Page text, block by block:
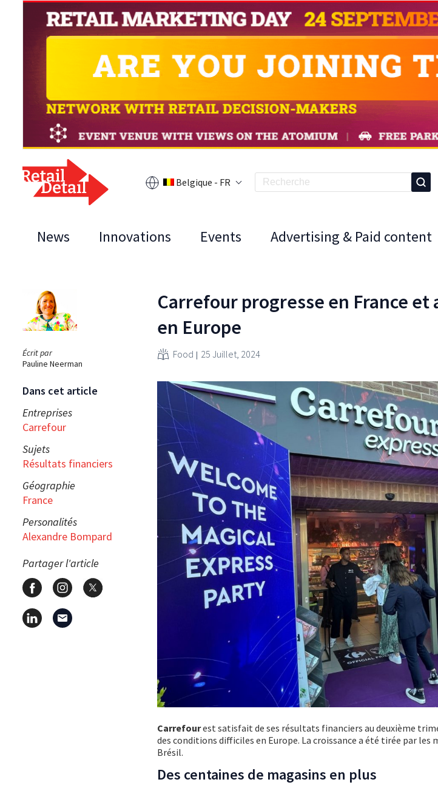
Belgique - FR
News Innovations Events Advertising & Paid content
Écrit par
Pauline Neerman
Dans cet article
Entreprises
Carrefour
Sujets
Résultats financiers
Géographie
France
Personalités
Alexandre Bompard
Partager l'article
Carrefour progresse en France
en Europe
Food 25 Juillet, 2024
Carrefourest satisfait de ses résultats financiers au deuxième
des conditions difficiles en Europe. La croissance a été tirée par les
Brésil.
Des centaines de magasins en plus